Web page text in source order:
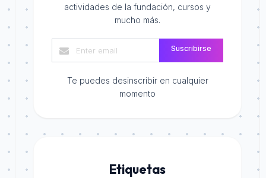
actividades de la fundación, cursos y
mucho más.
Suscribirse
Te puedes desinscribir en cualquier
momento
Etiquetas